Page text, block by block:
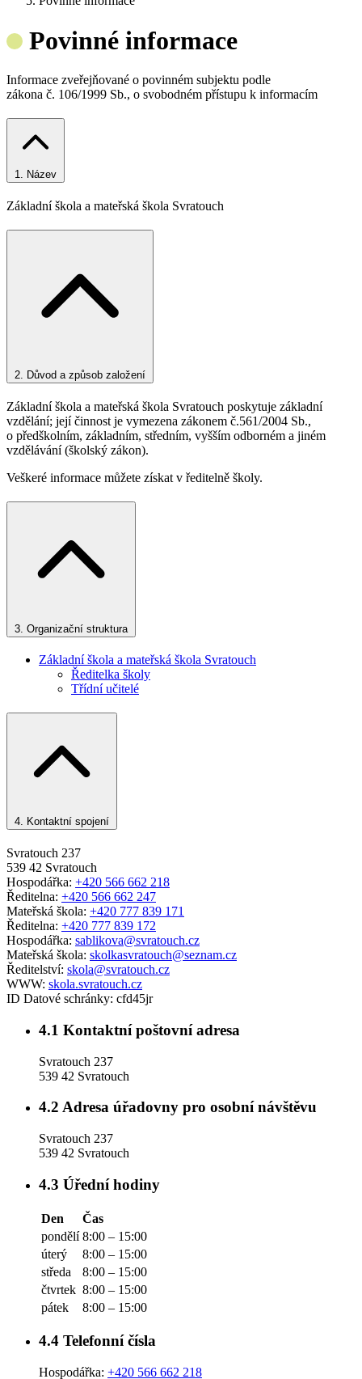
Povinné informace
Informace zveřejňované o povinném subjektu podle
zákona č. 106/1999 Sb., o svobodném přístupu k informacím
1. Název
Základní škola a mateřská škola Svratouch
2. Důvod a způsob založení
Základní škola a mateřská škola Svratouch poskytuje základní
vzdělání; její činnost je vymezena zákonem č.561/2004 Sb.,
o předškolním, základním, středním, vyšším odborném a jiném
vzdělávání (školský zákon).
Veškeré informace můžete získat v ředitelně školy.
3. Organizační struktura
Základní škola a mateřská škola Svratouch
Ředitelka školy
Třídní učitelé
4. Kontaktní spojení
Svratouch 237
539 42 Svratouch
Hospodářka: +420 566 662 218
Ředitelna: +420 566 662 247
Mateřská škola: +420 777 839 171
Ředitelna: +420 777 839 172
Hospodářka: sablikova@svratouch.cz
Mateřská škola: skolkasvratouch@seznam.cz
Ředitelství: skola@svratouch.cz
WWW: skola.svratouch.cz
ID Datové schránky: cfd45jr
4.1 Kontaktní poštovní adresa
Svratouch 237
539 42 Svratouch
4.2 Adresa úřadovny pro osobní návštěvu
Svratouch 237
539 42 Svratouch
4.3 Úřední hodiny
Den
Čas
pondělí 8:00 – 15:00
úterý
8:00 – 15:00
středa
8:00 – 15:00
čtvrtek 8:00 – 15:00
pátek
8:00 – 15:00
4.4 Telefonní čísla
Hospodářka: +420 566 662 218